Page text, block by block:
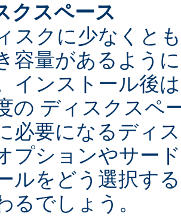
クスペース
スクに少なくと
容量があるよう
インストール後
の ディスクスペ
必要になるディ
プションやサー
ルをどう選択す
るでしょう。